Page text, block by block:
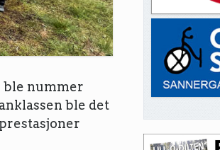
ble nummer
ble det